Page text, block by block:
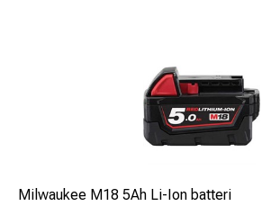
Skärkraft 50 kN
RÖTT-Li-Ion-batteri 18V - 2Ah
Batteriets laddningstid 30 min
Användningsområde:
Milwaukee M18 5Ah Li-Ion batteri